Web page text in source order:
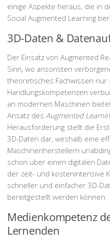
einige Aspekte heraus, die in
Social Augmented Learning
3D-Daten &
Der Einsatz von Augmented
Sinn, wo ansonsten
theoretisches Fachwissen nur
Handlungskompetenzen
an modernen Maschinen
Ansatz des Augmented
Herausforderung stellt die
3D-Daten dar, weshalb eine
Maschinenherstellern
schon über einen digitalen
der zeit- und kostenintensive
schneller und einfacher 3D-
bereitgestellt werden können.
Medienkompetenz
Lernenden